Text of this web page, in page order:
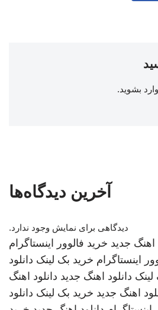
وارد بشوید.
آخرین دیدگاه‌ها
دیدگاهی برای نمایش وجود ندارد.
اهنگ جدید خرید فالوور اینستاگرام
اینستاگرام خرید بک لینک دانلود
دانلود اهنگ جدید دانلود اهنگ
اهنگ جدید خرید بک لینک دانلود